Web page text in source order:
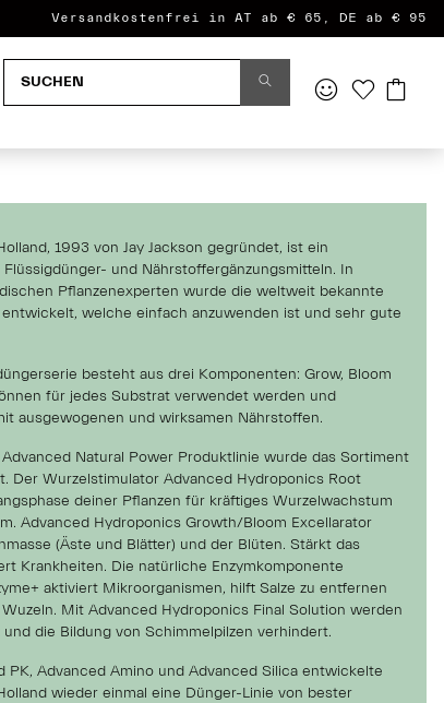
Versandkostenfrei in AT ab € 65, DE ab € 95
1993 von Jay Jackson gegründet, ist ein
und Nährstoffergänzungsmitteln. In
Pflanzenexperten wurde die weltweit bekannte
welche einfach anzuwenden ist und sehr gute
besteht aus drei Komponenten: Grow, Bloom
für jedes Substrat verwendet werden und
ausgewogenen und wirksamen Nährstoffen.
Natural Power Produktlinie wurde das Sortiment
Der Wurzelstimulator Advanced Hydroponics Root
deiner Pflanzen für kräftiges Wurzelwachstum
Advanced Hydroponics Growth/Bloom Excellarator
(Äste und Blätter) und der Blüten. Stärkt das
Krankheiten. Die natürliche Enzymkomponente
aktiviert Mikroorganismen, hilft Salze zu entfernen
Mit Advanced Hydroponics Final Solution werden
die Bildung von Schimmelpilzen verhindert.
PK, Advanced Amino und Advanced Silica entwickelte
wieder einmal eine Dünger-Linie von bester